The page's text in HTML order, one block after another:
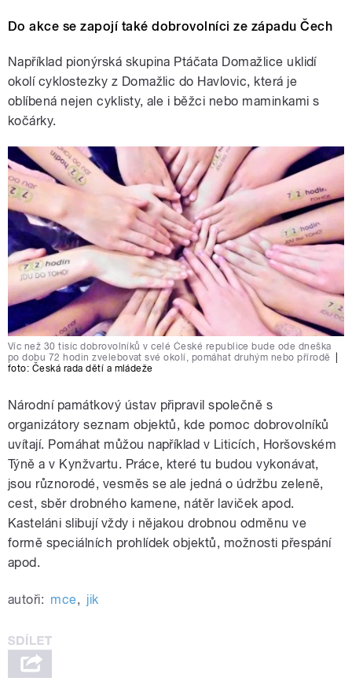
Do akce se zapojí také dobrovolníci ze západu Čech
Například pionýrská skupina Ptáčata Domažlice uklidí
okolí cyklostezky z Domažlic do Havlovic, která je
oblíbená nejen cyklisty, ale i běžci nebo maminkami s
kočárky.
Víc než 30 tisíc dobrovolníků v celé České republice bude ode dneška
po dobu 72 hodin zvelebovat své okolí, pomáhat druhým nebo přírodě
foto: Česká rada dětí a mládeže
Národní památkový ústav připravil společně s
organizátory seznam objektů, kde pomoc dobrovolníků
uvítají. Pomáhat můžou například v Liticích, Horšovském
Týně a v Kynžvartu. Práce, které tu budou vykonávat,
jsou různorodé, vesměs se ale jedná o údržbu zeleně,
cest, sběr drobného kamene, nátěr laviček apod.
Kasteláni slibují vždy i nějakou drobnou odměnu ve
formě speciálních prohlídek objektů, možnosti přespání
apod.
autoři: mce, jik